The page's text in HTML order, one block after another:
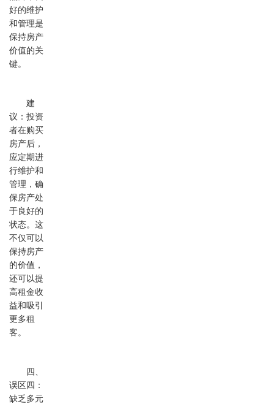
好的维护
和管理是
保持房产
价值的关
键。
建
议：投资
者在购买
房产后，
应定期进
行维护和
管理，确
保房产处
于良好的
状态。这
不仅可以
保持房产
的价值，
还可以提
高租金收
益和吸引
更多租
客。
四、
误区四：
缺乏多元